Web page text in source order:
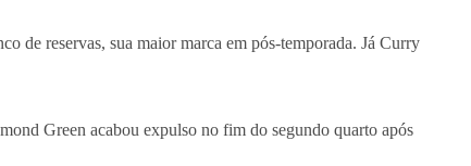
de reservas, sua maior marca em pós-temporada. Já Curry
Green acabou expulso no fim do segundo quarto após